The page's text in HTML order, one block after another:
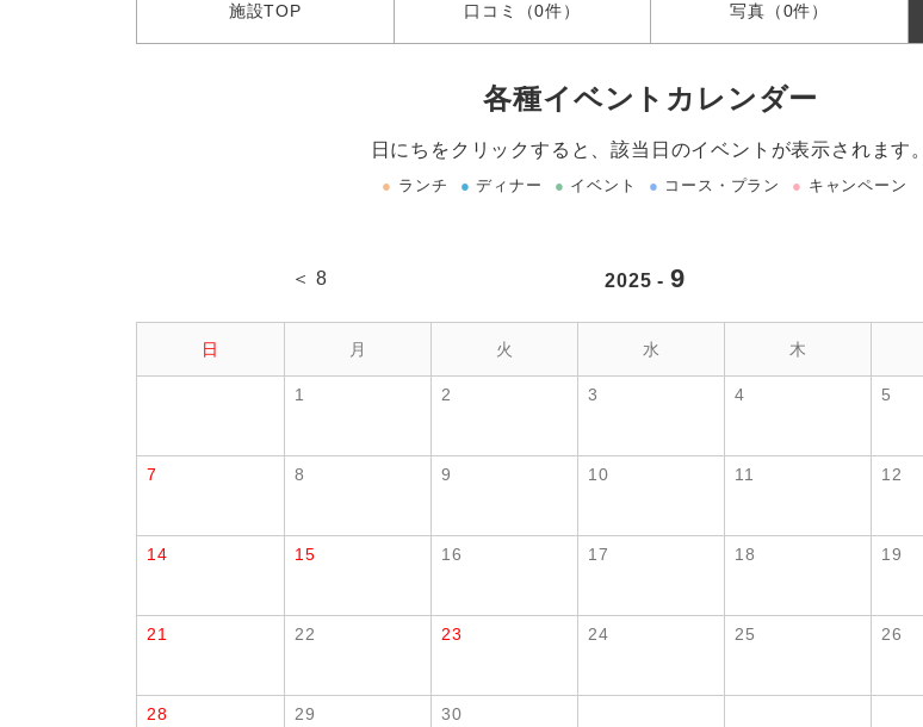
施設TOP 口コミ （0件） 写真 （0件）
各種イベントカレンダー
日にちをクリックすると、該当日のイベントが表示されます。
● ランチ ● ディナー ● イベント ● コース・プラン ● キャンペーン
＜ 8 2025 - 9
日 月 火 水 木
1 2 3 4 5
7 8 9 10 11 12
14 15 16 17 18 19
21 22 23 24 25 26
28 29 30